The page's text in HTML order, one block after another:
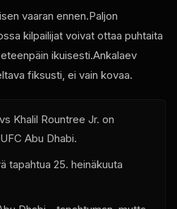
vaaran ennen.Paljon
kilpailijat voivat ottaa puhtaita
ikuisesti.Ankalaev
fiksusti, ei vain kovaa.
Khalil Rountree Jr. on
UFC Abu Dhabi.
tapahtua 25. heinäkuuta